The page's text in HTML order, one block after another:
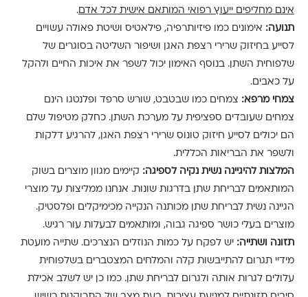
אינם מחליפים ייעוץ רפואי המותאם אישית לכל אדם.
תנועה: אימונים כמו פיזיותרפיה, פילאטיס ושיטת פאולה עשויים
לסייע בחיזוק שרירי רצפת האגן ושיפור השליטה בסוגרים של
שלפוחית השתן. בנוסף האימון יכול לשפר את איכות החיים ולהקל
על כאבים.
צמחי מרפא: צמחים כמו שבטבט, שורש סרפד ופלנטגו הינם
צמחים שעובדים ספציפית על מערכת השתן. כחלק מטיפול שלם
הם יכולים לסייע חיזוק טונוס שרירי רצפת האגן, להרגיע דלקות
ולשפר את הבריאות הכללית.
המלצות להיגיינה נשית נקיה לספיגה: קיימים מגוון מוצרים בשוק
המותאמים לבריחת שתן בדרגות שונות. אנחנו ממליצות על מוצרי
הגיינה נשית לבריחת שתן מכותנה הנקייה מכימיקלים ופלסטיק.
מוצרים בעלי כושר ספיגה גבוה, ומותאמים לבעלות עור רגיש.
תזונה ושתייה: יש לפקח על כמות הנוזלים הנצרכים. שתייה מועטת
מידיי תגרום להתייבשות קלה והמלחים המצטברים בשלפוחית
עלולים לגרות אותה ולגרום לבריחת שתן. כמו כן יש לשלב אכילת